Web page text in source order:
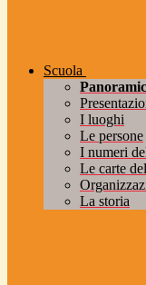
Scuola
I luoghi
Le persone
I numeri
Le carte
La storia